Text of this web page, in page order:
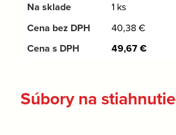
1 ks
40,38€
49,67€
Súbory na stiahnutie